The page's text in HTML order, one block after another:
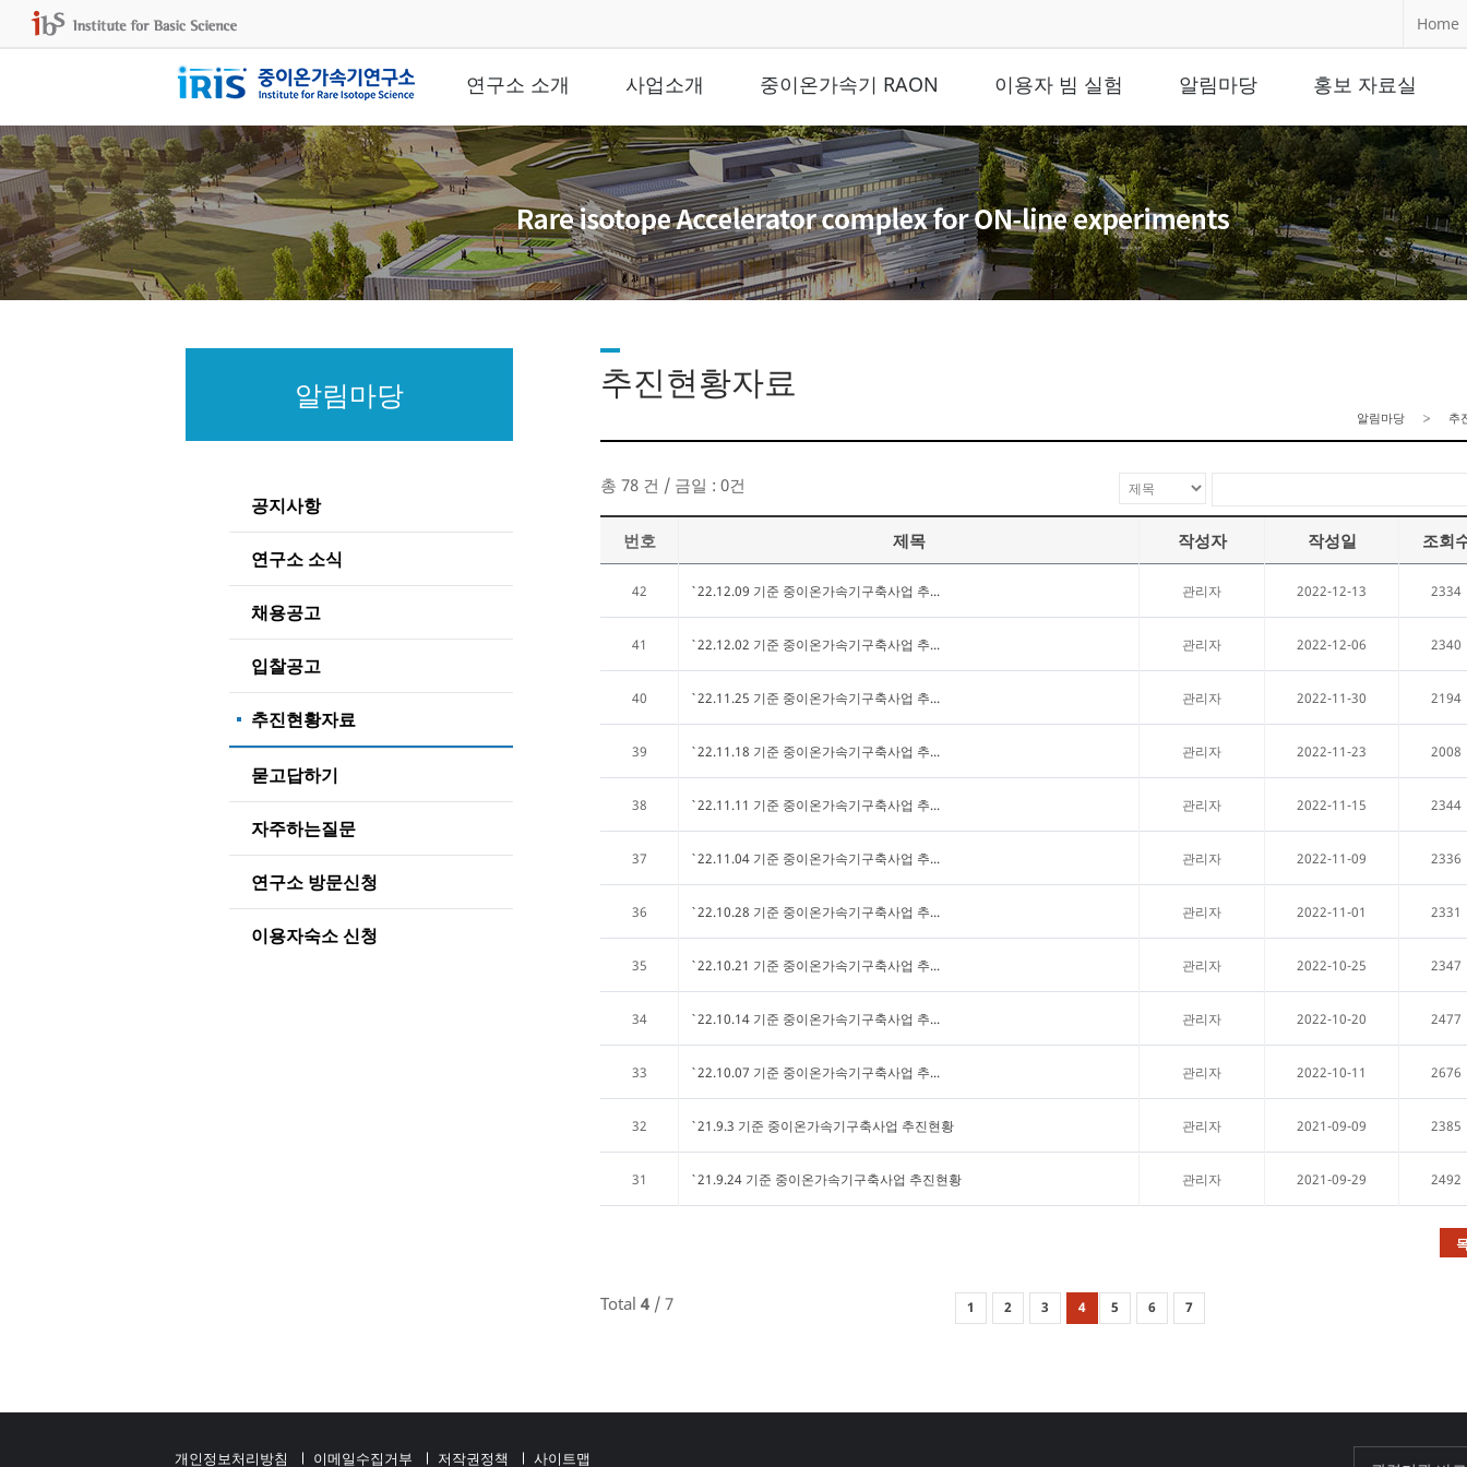
Home
연구소 소개 사업소개 중이온가속기 RAON 이용자 빔 실험 알림마당 홍보 자료실
알림마당
공지사항
연구소 소식
채용공고
입찰공고
추진현황자료
묻고답하기
자주하는질문
연구소 방문신청
이용자숙소 신청
추진현황자료
알림마당 추
총 78 건 / 금일 : 0건
번호 제목 작성자 작성일 조회
42 `22.12.09 기준 중이온가속기구축사업 추... 관리자 2022-12-13 2334
41 `22.12.02 기준 중이온가속기구축사업 추... 관리자 2022-12-06 2340
40 `22.11.25 기준 중이온가속기구축사업 추... 관리자 2022-11-30 2194
39 `22.11.18 기준 중이온가속기구축사업 추... 관리자 2022-11-23 2008
38 `22.11.11 기준 중이온가속기구축사업 추... 관리자 2022-11-15 2344
37 `22.11.04 기준 중이온가속기구축사업 추... 관리자 2022-11-09 2336
36 `22.10.28 기준 중이온가속기구축사업 추... 관리자 2022-11-01 2331
35 `22.10.21 기준 중이온가속기구축사업 추... 관리자 2022-10-25 2347
34 `22.10.14 기준 중이온가속기구축사업 추... 관리자 2022-10-20 2477
33 `22.10.07 기준 중이온가속기구축사업 추... 관리자 2022-10-11 2676
32 `21.9.3 기준 중이온가속기구축사업 추진현황 관리자 2021-09-09 2385
31 `21.9.24 기준 중이온가속기구축사업 추진현황 관리자 2021-09-29 2492
Total 4 / 7 1 2 3 4 5 6 7
개인정보처리방침 이메일수집거부 저작권정책 사이트맵
한국물리학회